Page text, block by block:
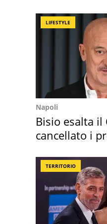
LIFESTYLE
Napoli
Bisio esalta il
cancellato i
TERRITORIO